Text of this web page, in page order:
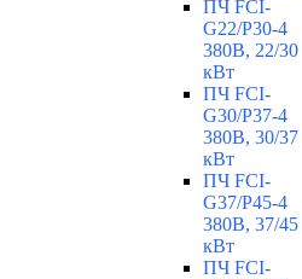
ПЧ FCI-
G22/P30-4
380В, 22/30
кВт
ПЧ FCI-
G30/P37-4
380В, 30/37
кВт
ПЧ FCI-
G37/P45-4
380В, 37/45
кВт
ПЧ FCI-